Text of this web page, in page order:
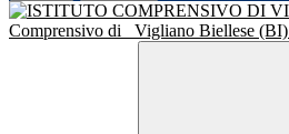
Comprensivo di
Vigliano Biellese (BI)